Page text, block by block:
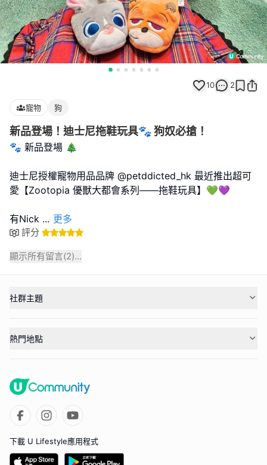
10 2
寵物 狗
新品登場！迪士尼拖鞋玩具🐾 狗奴必搶！
🐾 新品登場 🎄
迪士尼授權寵物用品品牌 @petddicted_hk 最近推出超可
愛【Zootopia 優獸大都會系列——拖鞋玩具】💚💜
有Nick ... 更多
評分
顯示所有留言(2)...
社群主題
熱門地點
下載 U Lifestyle應用程式